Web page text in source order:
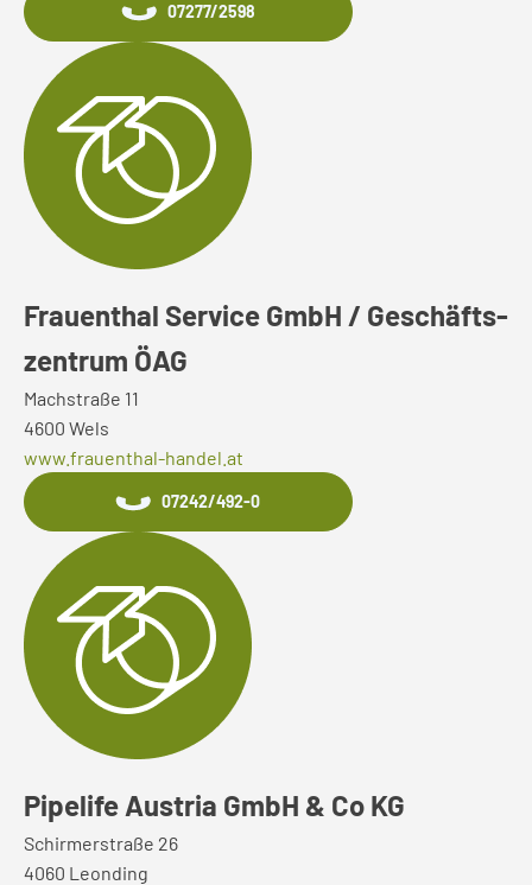
07277/2598
Frauenthal Service GmbH / Geschäfts-
zentrum ÖAG
Machstraße 11
4600 Wels
www.frauenthal-handel.at
07242/492-0
Pipelife Austria GmbH & Co KG
Schirmerstraße 26
4060 Leonding